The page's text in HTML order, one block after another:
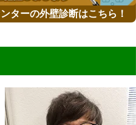
ターの外壁診断はこちら！